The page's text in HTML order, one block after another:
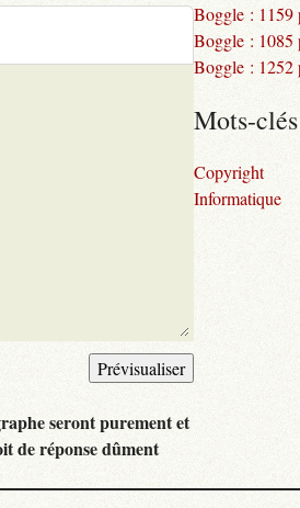
seront purement et
de réponse dûment
Boggle : 1159
Boggle : 1085
Boggle : 1252
Mots-clés
Copyright
Informatique